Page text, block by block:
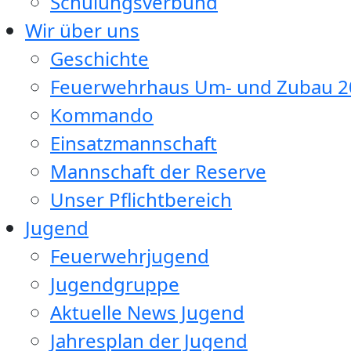
Wir über uns
Geschichte
Feuerwehrhaus Um- und Zubau
Kommando
Einsatzmannschaft
Mannschaft der Reserve
Unser Pflichtbereich
Jugend
Feuerwehrjugend
Jugendgruppe
Aktuelle News Jugend
Jahresplan der Jugend